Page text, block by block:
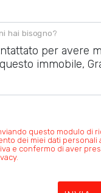
hai bisogno?
questo modulo di
dei miei dati personali
e confermo di aver